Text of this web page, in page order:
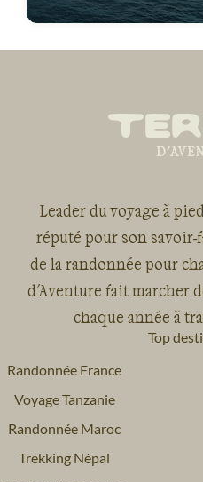
Leader du voyage à
réputé pour son savoir-
de la randonnée pour
d'Aventure fait marcher
chaque année à
Top
Randonnée France
Voyage Tanzanie
Randonnée Maroc
Trekking Népal